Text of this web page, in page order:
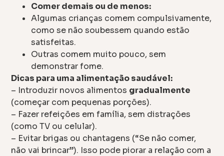
Comer demais ou de menos:
Algumas crianças comem compulsivamente,
como se não soubessem quando estão
satisfeitas.
Outras comem muito pouco, sem
demonstrar fome.
Dicas para uma alimentação saudável:
– Introduzir novos alimentos gradualmente
(começar com pequenas porções).
– Fazer refeições em família, sem distrações
(como TV ou celular).
– Evitar brigas ou chantagens (“Se não comer,
não vai brincar”). Isso pode piorar a relação com a